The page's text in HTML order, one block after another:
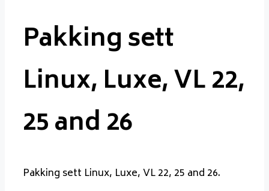
Pakking sett
Linux, Luxe, VL 22,
25 and 26
Pakking sett Linux, Luxe, VL 22, 25 and 26.